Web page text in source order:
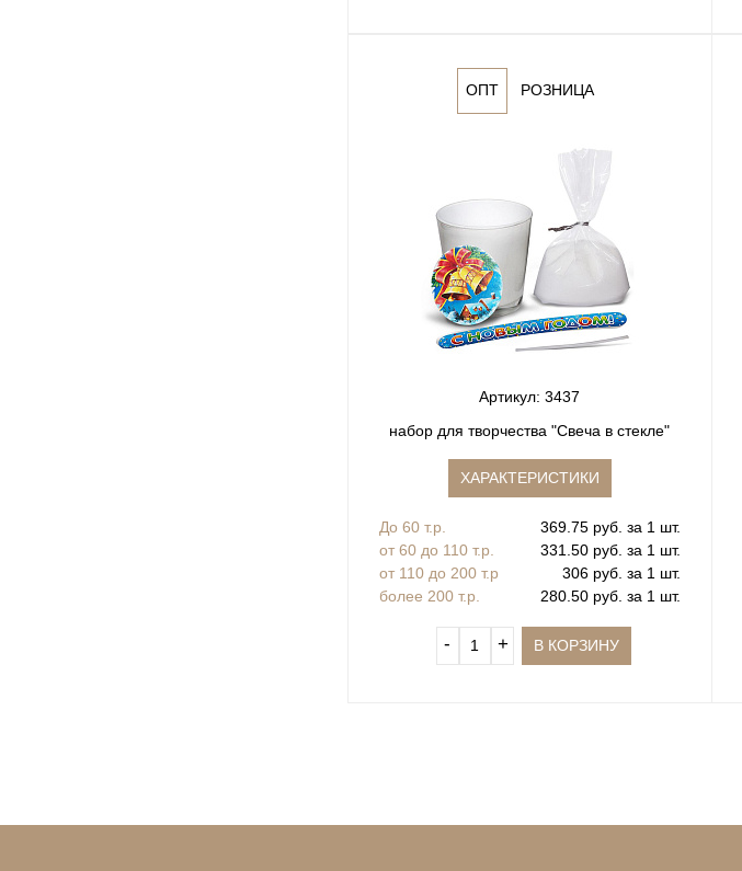
ОПТ РОЗНИЦА
Артикул: 3437
набор для творчества "Свеча в стекле"
ХАРАКТЕРИСТИКИ
До 60 т.р.
369.75 руб. за 1 шт.
от 60 до 110 т.р.
331.50 руб. за 1 шт.
от 110 до 200 т.р
306 руб. за 1 шт.
более 200 т.р.
280.50 руб. за 1 шт.
‐ + В КОРЗИНУ